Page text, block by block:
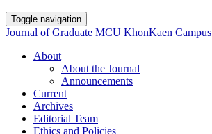
Toggle navigation
Journal of Graduate MCU KhonKaen Campus
About
About the Journal
Announcements
Current
Archives
Editorial Team
Ethics and Policies